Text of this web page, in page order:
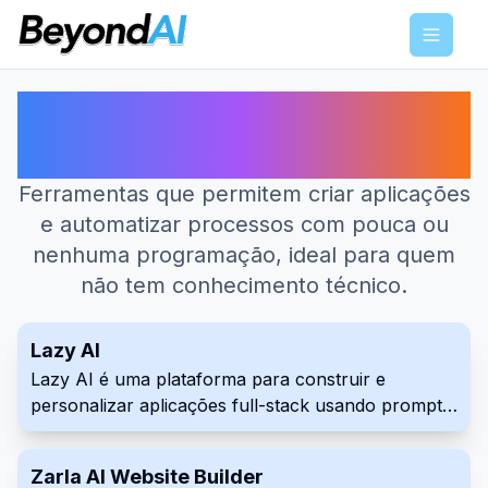
Menu
Ferramentas que permitem criar aplicações
e automatizar processos com pouca ou
nenhuma programação, ideal para quem
não tem conhecimento técnico.
Lazy AI
Lazy AI é uma plataforma para construir e
personalizar aplicações full-stack usando prompts.
Crie aplicativos web, agentes de IA, automações e
Zarla AI Website Builder